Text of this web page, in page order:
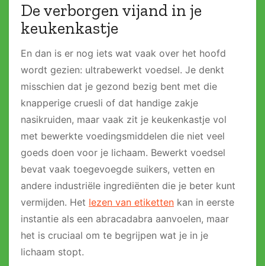
De verborgen vijand in je
keukenkastje
En dan is er nog iets wat vaak over het hoofd
wordt gezien: ultrabewerkt voedsel. Je denkt
misschien dat je gezond bezig bent met die
knapperige cruesli of dat handige zakje
nasikruiden, maar vaak zit je keukenkastje vol
met bewerkte voedingsmiddelen die niet veel
goeds doen voor je lichaam​. Bewerkt voedsel
bevat vaak toegevoegde suikers, vetten en
andere industriële ingrediënten die je beter kunt
vermijden​. Het lezen van etiketten kan in eerste
instantie als een abracadabra aanvoelen, maar
het is cruciaal om te begrijpen wat je in je
lichaam stopt​.